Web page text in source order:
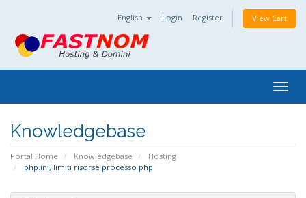
English Login Register View Cart
Knowledgebase
Portal Home Knowledgebase
Hosting
php.ini, limiti risorse processo php